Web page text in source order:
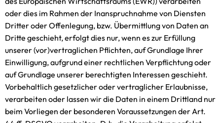
oder dies im Rahmen der Inanspruchnahme von Diensten
Dritter oder Offenlegung, bzw. Übermittlung von Daten an
Dritte geschieht, erfolgt dies nur, wenn es zur Erfüllung
unserer (vor)vertraglichen Pflichten, auf Grundlage Ihrer
Einwilligung, aufgrund einer rechtlichen Verpflichtung oder
auf Grundlage unserer berechtigten Interessen geschieht.
Vorbehaltlich gesetzlicher oder vertraglicher Erlaubnisse,
verarbeiten oder lassen wir die Daten in einem Drittland nur
beim Vorliegen der besonderen Voraussetzungen der Art.